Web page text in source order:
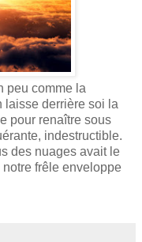
peu comme la
laisse derrière soi la
pour renaître sous
indestructible.
des nuages avait le
frêle enveloppe